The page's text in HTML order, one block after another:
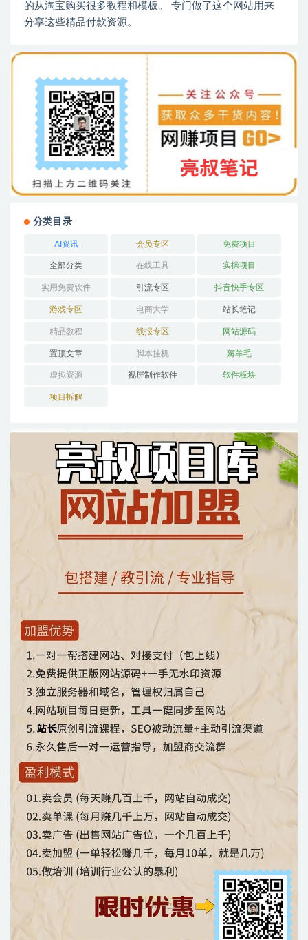
的从淘宝购买很多教程和模板。 专门做了这个网站用来
分享这些精品付款资源。
分类目录
AI资讯 会员专区 免费项目
全部分类 在线工具 实操项目
实用免费软件 引流专区 抖音快手专区
游戏专区 电商大学 站长笔记
精品教程 线报专区 网站源码
置顶文章 脚本挂机 薅羊毛
虚拟资源 视屏制作软件 软件板块
项目拆解